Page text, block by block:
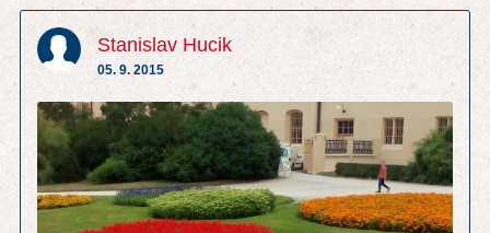
Stanislav Hucik
05. 9. 2015